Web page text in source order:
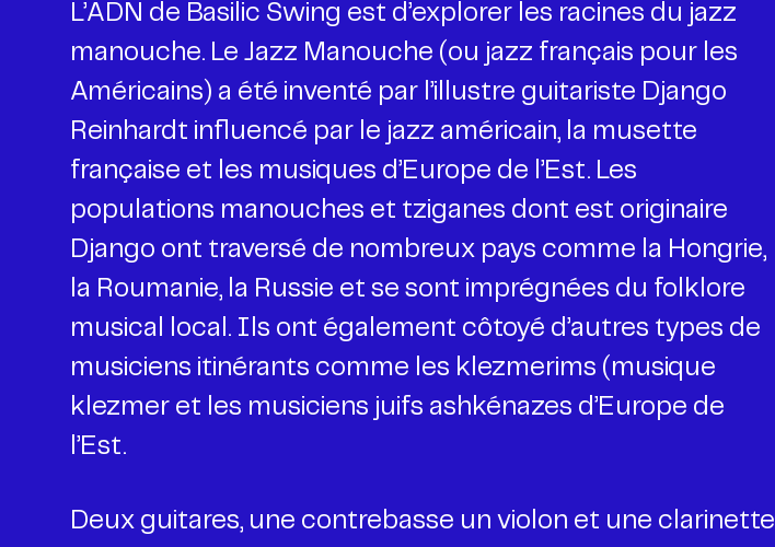
L’ADN de Basilic Swing est d’explorer les racines du jazz
manouche. Le Jazz Manouche (ou jazz français pour les
Américains) a été inventé par l’illustre guitariste Django
Reinhardt influencé par le jazz américain, la musette
française et les musiques d’Europe de l’Est. Les
populations manouches et tziganes dont est originaire
Django ont traversé de nombreux pays comme la Hongrie,
la Roumanie, la Russie et se sont imprégnées du folklore
musical local. Ils ont également côtoyé d’autres types de
musiciens itinérants comme les klezmerims (musique
klezmer et les musiciens juifs ashkénazes d’Europe de
l’Est.
Deux guitares, une contrebasse un violon et une clarinette